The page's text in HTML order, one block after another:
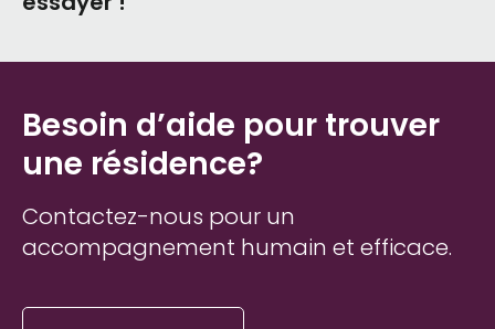
Besoin d’aide pour trouver
une résidence?
Contactez-nous pour un
accompagnement humain et efficace.